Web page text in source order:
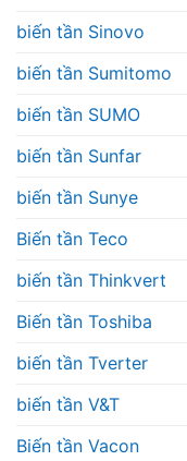
biến tần Sinovo
biến tần Sumitomo
biến tần SUMO
biến tần Sunfar
biến tần Sunye
Biến tần Teco
biến tần Thinkvert
Biến tần Toshiba
biến tần Tverter
biến tần V&T
Biến tần Vacon